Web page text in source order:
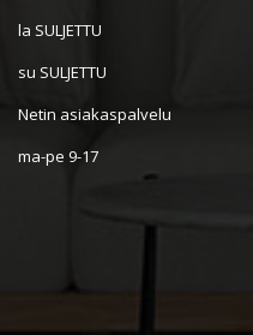
la SULJETTU
su SULJETTU
Netin asiakaspalvelu
ma-pe 9-17